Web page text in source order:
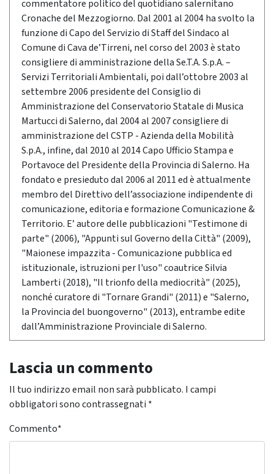
commentatore politico del quotidiano salernitano
Cronache del Mezzogiorno. Dal 2001 al 2004 ha svolto la
funzione di Capo del Servizio di Staff del Sindaco al
Comune di Cava de’Tirreni, nel corso del 2003 è stato
consigliere di amministrazione della Se.T.A. S.p.A. –
Servizi Territoriali Ambientali, poi dall’ottobre 2003 al
settembre 2006 presidente del Consiglio di
Amministrazione del Conservatorio Statale di Musica
Martucci di Salerno, dal 2004 al 2007 consigliere di
amministrazione del CSTP - Azienda della Mobilità
S.p.A., infine, dal 2010 al 2014 Capo Ufficio Stampa e
Portavoce del Presidente della Provincia di Salerno. Ha
fondato e presieduto dal 2006 al 2011 ed è attualmente
membro del Direttivo dell’associazione indipendente di
comunicazione, editoria e formazione Comunicazione &
Territorio. E’ autore delle pubblicazioni "Testimone di
parte" (2006), "Appunti sul Governo della Città" (2009),
"Maionese impazzita - Comunicazione pubblica ed
istituzionale, istruzioni per l'uso" coautrice Silvia
Lamberti (2018), "Il trionfo della mediocrità" (2025),
nonché curatore di "Tornare Grandi" (2011) e "Salerno,
la Provincia del buongoverno" (2013), entrambe edite
dall’Amministrazione Provinciale di Salerno.
Lascia un commento
Il tuo indirizzo email non sarà pubblicato. I campi
obbligatori sono contrassegnati *
Commento*